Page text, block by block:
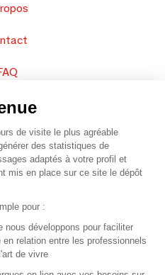
produits
du site
SAFI
de visite le plus agréable
des statistiques de
adaptés à votre profil et
mis en place sur ce site le dépôt
pour :
nous développons pour faciliter
relation entre les professionnels
de vivre